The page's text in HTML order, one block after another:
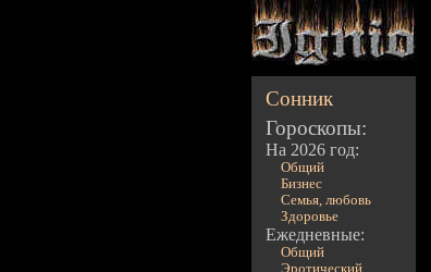
Сонник
Гороскопы:
На 2026 год:
Общий
Бизнес
Семья, любовь
Здоровье
Ежедневные:
Общий
Эротический